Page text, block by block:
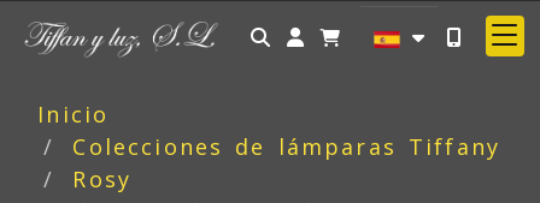
Identifícate
Inicio
Colecciones de lámparas Tiffany
Rosy